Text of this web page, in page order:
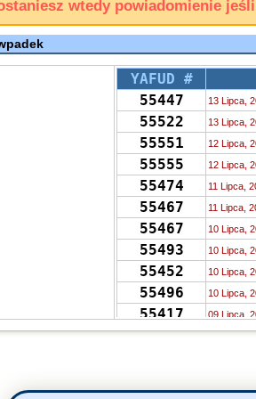
wtedy powiadomienie
YAFUD #
55447
13 Lipca,
55522 13 Lipca,
55551 12 Lipca,
55555 12 Lipca,
55474 11 Lipca,
55467 11 Lipca,
55467 10 Lipca,
55493 10 Lipca,
55452 10 Lipca,
55496 10 Lipca,
55417 09 Lipca,
55488 09 Lipca,